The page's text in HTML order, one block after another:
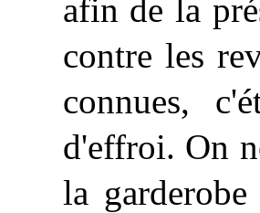
afin de la
contre les
connues,
d'effroi. On
la